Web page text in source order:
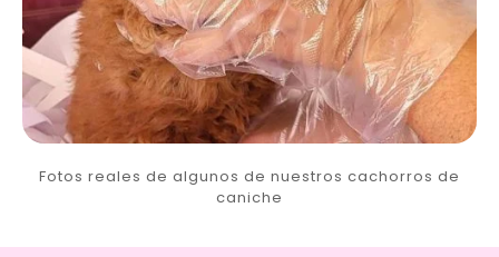
Fotos reales de algunos de nuestros cachorros de
caniche